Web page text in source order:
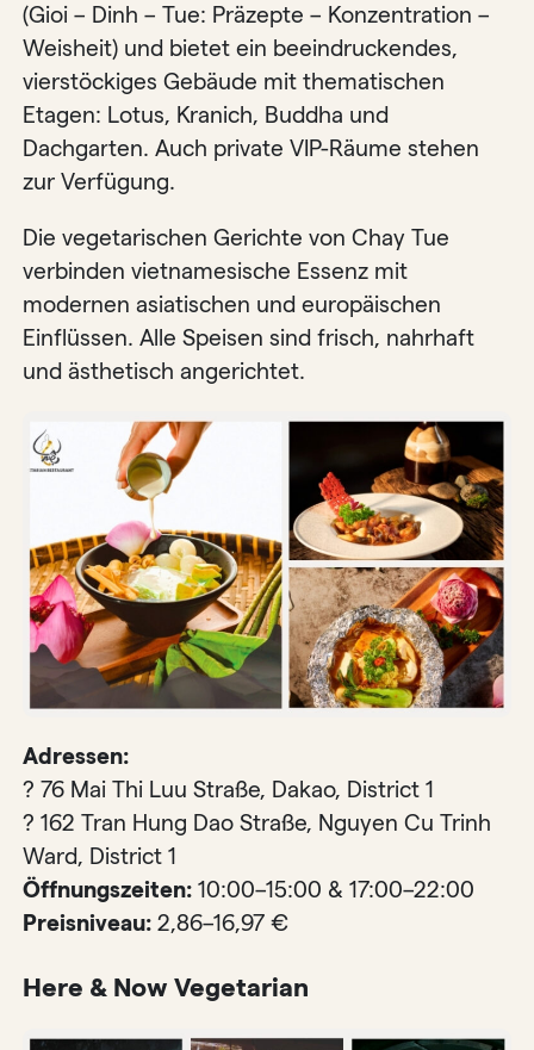
(Gioi – Dinh – Tue: Präzepte – Konzentration –
Weisheit) und bietet ein beeindruckendes,
vierstöckiges Gebäude mit thematischen
Etagen: Lotus, Kranich, Buddha und
Dachgarten. Auch private VIP-Räume stehen
zur Verfügung.
Die vegetarischen Gerichte von Chay Tue
verbinden vietnamesische Essenz mit
modernen asiatischen und europäischen
Einflüssen. Alle Speisen sind frisch, nahrhaft
und ästhetisch angerichtet.
Adressen:
? 76 Mai Thi Luu Straße, Dakao, District 1
? 162 Tran Hung Dao Straße, Nguyen Cu Trinh
Ward, District 1
Öffnungszeiten: 10:00–15:00 & 17:00–22:00
Preisniveau: 2,86–16,97 €
Here & Now Vegetarian